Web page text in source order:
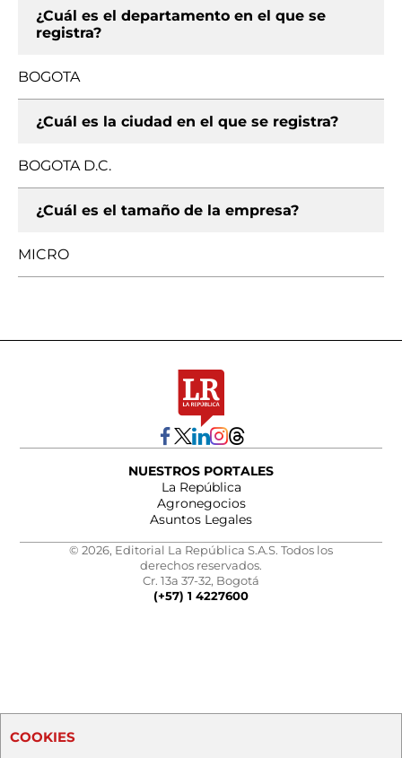
¿Cuál es el departamento en el que se
registra?
BOGOTA
¿Cuál es la ciudad en el que se registra?
BOGOTA D.C.
¿Cuál es el tamaño de la empresa?
MICRO
NUESTROS PORTALES
La República
Agronegocios
Asuntos Legales
© 2026, Editorial La República S.A.S. Todos los
derechos reservados.
Cr. 13a 37-32, Bogotá
(+57) 1 4227600
COOKIES